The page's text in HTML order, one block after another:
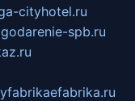
cityhotel.ru
spb.ru